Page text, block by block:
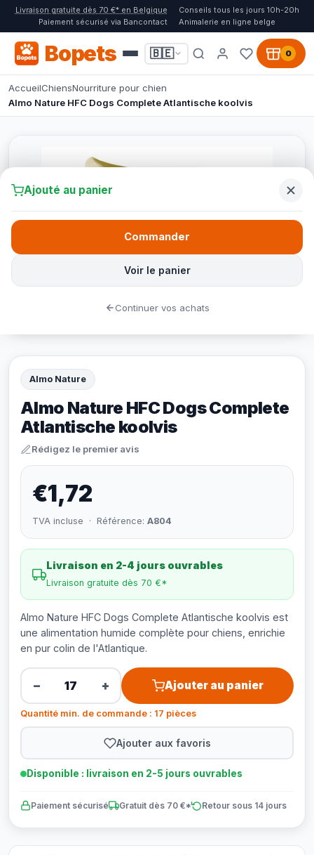
Livraison gratuite dès 70 €* en Belgique
Conseils tous les jours 10h-20h
Paiement sécurisé via Bancontact
Animalerie en ligne belge
Bopets 🇧🇪 0
AccueilChiensNourriture pour chien
Almo Nature HFC Dogs Complete Atlantische koolvis
Almo Nature
Almo Nature HFC Dogs Complete
Atlantische koolvis
Rédigez le premier avis
€1,72
TVA incluse · Référence: A804
Livraison en 2-4 jours ouvrables
Livraison gratuite dès 70 €*
Almo Nature HFC Dogs Complete Atlantische koolvis est
une alimentation humide complète pour chiens, enrichie
en pur colin de l'Atlantique.
− + Ajouter au panier
Quantité min. de commande : 17 pièces
Ajouter aux favoris
Disponible : livraison en 2-5 jours ouvrables
Paiement sécurisé Gratuit dès 70 €* Retour sous 14 jours
Ajouté au panier
Voir le panier
Commander
Continuer vos achats